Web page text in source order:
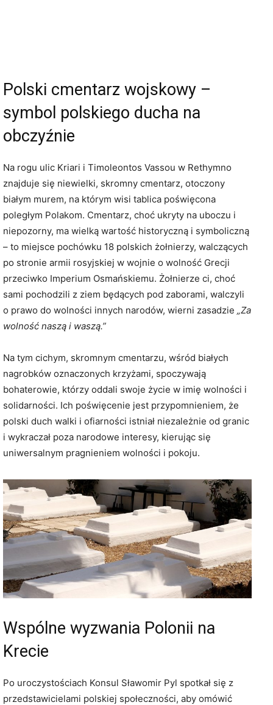
Polski cmentarz wojskowy –
symbol polskiego ducha na
obczyźnie
Na rogu ulic Kriari i Timoleontos Vassou w Rethymno
znajduje się niewielki, skromny cmentarz, otoczony
białym murem, na którym wisi tablica poświęcona
poległym Polakom. Cmentarz, choć ukryty na uboczu i
niepozorny, ma wielką wartość historyczną i symboliczną
– to miejsce pochówku 18 polskich żołnierzy, walczących
po stronie armii rosyjskiej w wojnie o wolność Grecji
przeciwko Imperium Osmańskiemu. Żołnierze ci, choć
sami pochodzili z ziem będących pod zaborami, walczyli
o prawo do wolności innych narodów, wierni zasadzie „Za
wolność naszą i waszą.”
Na tym cichym, skromnym cmentarzu, wśród białych
nagrobków oznaczonych krzyżami, spoczywają
bohaterowie, którzy oddali swoje życie w imię wolności i
solidarności. Ich poświęcenie jest przypomnieniem, że
polski duch walki i ofiarności istniał niezależnie od granic
i wykraczał poza narodowe interesy, kierując się
uniwersalnym pragnieniem wolności i pokoju.
Wspólne wyzwania Polonii na
Krecie
Po uroczystościach Konsul Sławomir Pyl spotkał się z
przedstawicielami polskiej społeczności, aby omówić